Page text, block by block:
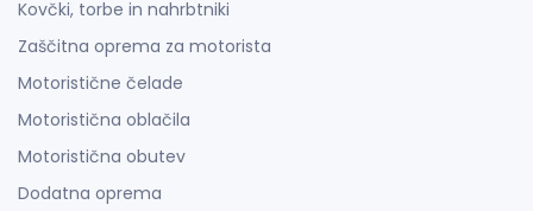
Kovčki, torbe in nahrbtniki
Zaščitna oprema za motorista
Motoristične čelade
Motoristična oblačila
Motoristična obutev
Dodatna oprema